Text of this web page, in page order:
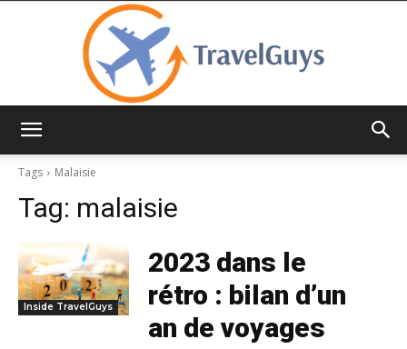
Tags
Malaisie
Tag: malaisie
Inside TravelGuys
2023 dans le
rétro : bilan d’un
an de voyages